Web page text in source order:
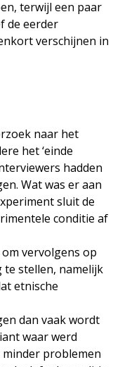
terwijl een paar
de eerder
verschijnen in
naar het
het ‘einde
hadden
Wat was er aan
sluit de
conditie af
vervolgens op
te stellen, namelijk
etnische
dan vaak wordt
waar werd
problemen